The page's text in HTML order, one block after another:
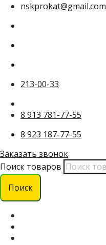
nskprokat@gmail.com
213-00-33
8 913 781-77-55
8 923 187-77-55
Заказать звонок
Поиск товаров
Поиск